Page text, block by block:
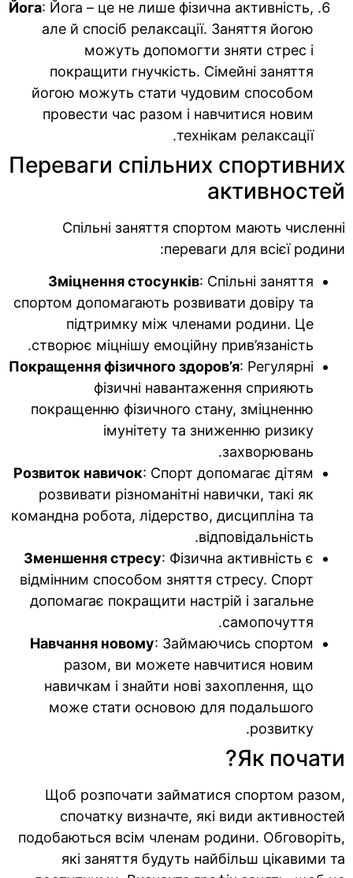
Йога: Йога – це не лише фізична активність,
але й спосіб релаксації. Заняття йогою
можуть допомогти зняти стрес і
покращити гнучкість. Сімейні заняття
йогою можуть стати чудовим способом
провести час разом і навчитися новим
технікам релаксації.
Переваги спільних спортивних
активностей
Спільні заняття спортом мають численні
переваги для всієї родини:
Зміцнення стосунків: Спільні заняття
спортом допомагають розвивати довіру та
підтримку між членами родини. Це
створює міцнішу емоційну прив’язаність.
Покращення фізичного здоров’я: Регулярні
фізичні навантаження сприяють
покращенню фізичного стану, зміцненню
імунітету та зниженню ризику
захворювань.
Розвиток навичок: Спорт допомагає дітям
розвивати різноманітні навички, такі як
командна робота, лідерство, дисципліна та
відповідальність.
Зменшення стресу: Фізична активність є
відмінним способом зняття стресу. Спорт
допомагає покращити настрій і загальне
самопочуття.
Навчання новому: Займаючись спортом
разом, ви можете навчитися новим
навичкам і знайти нові захоплення, що
може стати основою для подальшого
розвитку.
Як почати?
Щоб розпочати займатися спортом разом,
спочатку визначте, які види активностей
подобаються всім членам родини. Обговоріть,
які заняття будуть найбільш цікавими та